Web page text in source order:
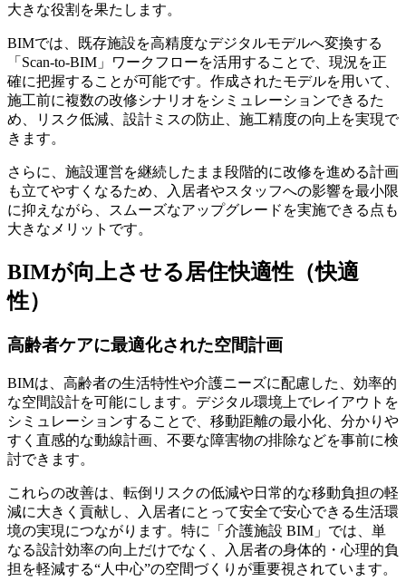
大きな役割を果たします。
BIMでは、既存施設を高精度なデジタルモデルへ変換する
「Scan-to-BIM」ワークフローを活用することで、現況を正
確に把握することが可能です。作成されたモデルを用いて、
施工前に複数の改修シナリオをシミュレーションできるた
め、リスク低減、設計ミスの防止、施工精度の向上を実現で
きます。
さらに、施設運営を継続したまま段階的に改修を進める計画
も立てやすくなるため、入居者やスタッフへの影響を最小限
に抑えながら、スムーズなアップグレードを実施できる点も
大きなメリットです。
BIMが向上させる居住快適性（快適
性）
高齢者ケアに最適化された空間計画
BIMは、高齢者の生活特性や介護ニーズに配慮した、効率的
な空間設計を可能にします。デジタル環境上でレイアウトを
シミュレーションすることで、移動距離の最小化、分かりや
すく直感的な動線計画、不要な障害物の排除などを事前に検
討できます。
これらの改善は、転倒リスクの低減や日常的な移動負担の軽
減に大きく貢献し、入居者にとって安全で安心できる生活環
境の実現につながります。特に「介護施設 BIM」では、単
なる設計効率の向上だけでなく、入居者の身体的・心理的負
担を軽減する“人中心”の空間づくりが重要視されています。